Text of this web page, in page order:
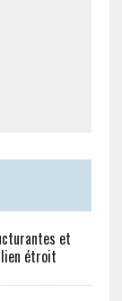
et
lien étroit